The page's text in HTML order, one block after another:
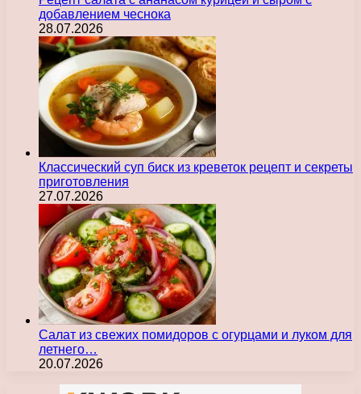
добавлением чеснока
28.07.2026
Классический суп биск из креветок рецепт и секреты
приготовления
27.07.2026
Салат из свежих помидоров с огурцами и луком для
летнего…
20.07.2026